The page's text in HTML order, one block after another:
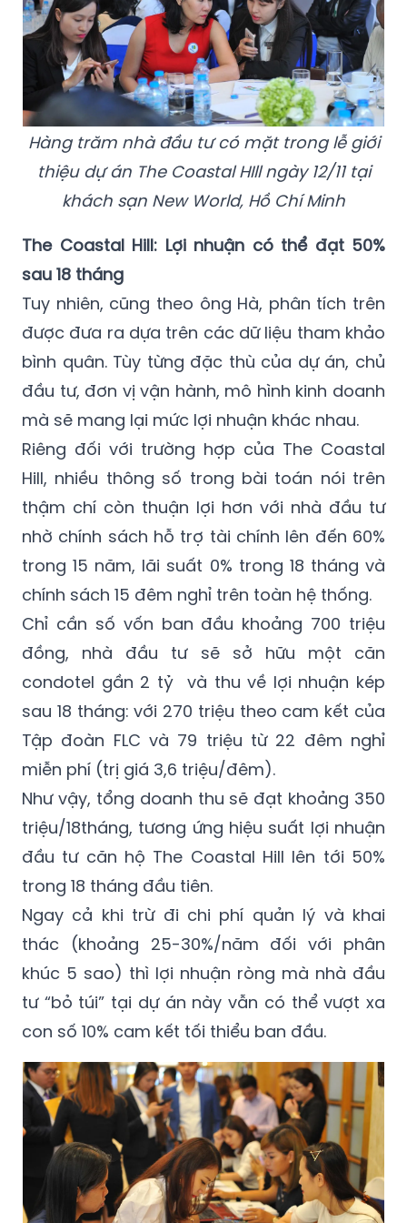
Hàng trăm nhà đầu tư có mặt trong lễ giới
thiệu dự án The Coastal HIll ngày 12/11 tại
khách sạn New World, Hồ Chí Minh
The Coastal Hill: Lợi nhuận có thể đạt 50%
sau 18 tháng
Tuy nhiên, cũng theo ông Hà, phân tích trên
được đưa ra dựa trên các dữ liệu tham khảo
bình quân. Tùy từng đặc thù của dự án, chủ
đầu tư, đơn vị vận hành, mô hình kinh doanh
mà sẽ mang lại mức lợi nhuận khác nhau.
Riêng đối với trường hợp của The Coastal
Hill, nhiều thông số trong bài toán nói trên
thậm chí còn thuận lợi hơn với nhà đầu tư
nhờ chính sách hỗ trợ tài chính lên đến 60%
trong 15 năm, lãi suất 0% trong 18 tháng và
chính sách 15 đêm nghỉ trên toàn hệ thống.
Chỉ cần số vốn ban đầu khoảng 700 triệu
đồng, nhà đầu tư sẽ sở hữu một căn
condotel gần 2 tỷ và thu về lợi nhuận kép
sau 18 tháng: với 270 triệu theo cam kết của
Tập đoàn FLC và 79 triệu từ 22 đêm nghỉ
miễn phí (trị giá 3,6 triệu/đêm).
Như vậy, tổng doanh thu sẽ đạt khoảng 350
triệu/18tháng, tương ứng hiệu suất lợi nhuận
đầu tư căn hộ The Coastal Hill lên tới 50%
trong 18 tháng đầu tiên.
Ngay cả khi trừ đi chi phí quản lý và khai
thác (khoảng 25-30%/năm đối với phân
khúc 5 sao) thì lợi nhuận ròng mà nhà đầu
tư “bỏ túi” tại dự án này vẫn có thể vượt xa
con số 10% cam kết tối thiểu ban đầu.